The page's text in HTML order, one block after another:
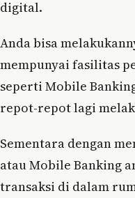
digital.
Anda bisa
mempunyai fasilitas
seperti Mobile
repot-repot lagi
Sementara dengan
atau Mobile Banking
transaksi di dalam